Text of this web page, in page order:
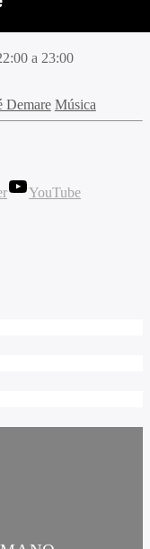
a 23:00
Demare Música
YouTube